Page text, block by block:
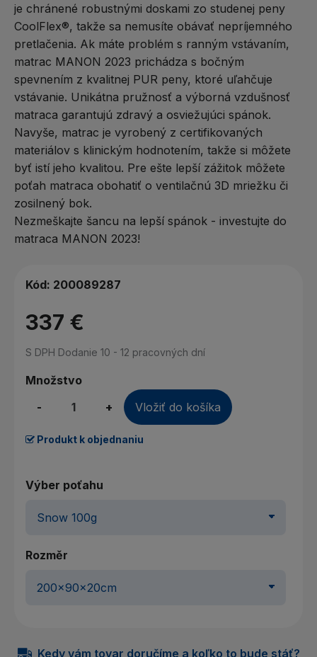
je chránené robustnými doskami zo studenej peny
CoolFlex®, takže sa nemusíte obávať nepríjemného
pretlačenia. Ak máte problém s ranným vstávaním,
matrac MANON 2023 prichádza s bočným
spevnením z kvalitnej PUR peny, ktoré uľahčuje
vstávanie. Unikátna pružnosť a výborná vzdušnosť
matraca garantujú zdravý a osviežujúci spánok.
Navyše, matrac je vyrobený z certifikovaných
materiálov s klinickým hodnotením, takže si môžete
byť istí jeho kvalitou. Pre ešte lepší zážitok môžete
poťah matraca obohatiť o ventilačnú 3D mriežku či
zosilnený bok.
Nezmeškajte šancu na lepší spánok - investujte do
matraca MANON 2023!
Kód: 200089287
337 €
S DPH Dodanie 10 - 12 pracovných dní
Množstvo
-
+ Vložiť do košíka
Produkt k objednaniu
Výber poťahu
Rozměr
Kedy vám tovar doručíme a koľko to bude stáť?